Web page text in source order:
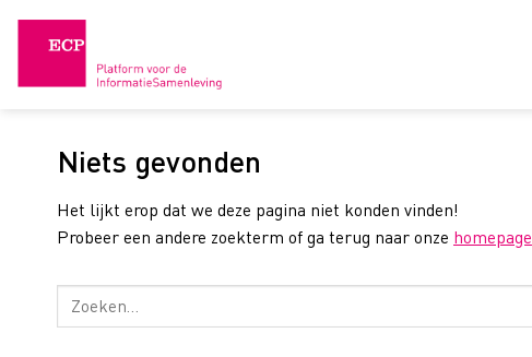
Niets gevonden
Het lijkt erop dat we deze pagina niet konden vinden!
Probeer een andere zoekterm of ga terug naar onze homepage